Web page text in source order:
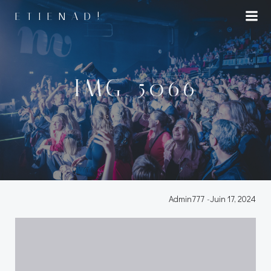
Aller
au
ETIENAD!
IMG_5066
Admin777 -Juin 17, 2024